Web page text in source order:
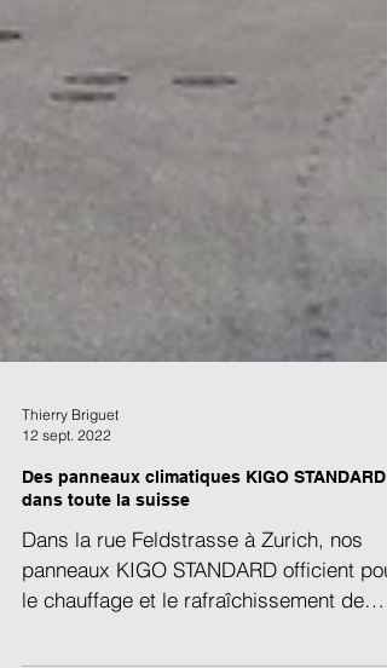
Thierry Briguet
12 sept. 2022
Des panneaux climatiques KIGO STANDARD
dans toute la suisse